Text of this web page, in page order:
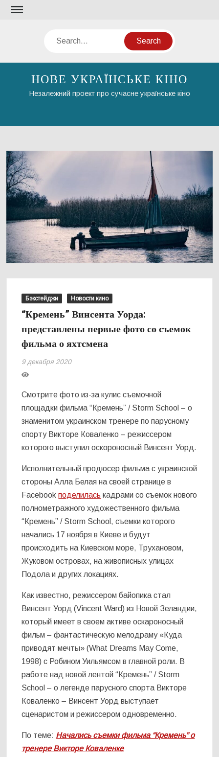
Skip
Search
НОВЕ УКРАЇНСЬКЕ КІНО
Незалежний проект про сучасне українське кіно
Бэкстейджи Новости кино
“Кремень” Винсента Уорда:
представлены первые фото со съемок
фильма о яхтсмена
9 декабря 2020
Смотрите фото из-за кулис съемочной
площадки фильма “Кремень” / Storm School – о
знаменитом украинском тренере по парусному
спорту Викторе Коваленко – режиссером
которого выступил оскороносный Винсент Уорд.
Исполнительный продюсер фильма с украинской
стороны Алла Белая на своей странице в
Facebookподелилась кадрами со съемок нового
полнометражного художественного фильма
“Кремень” / Storm School, съемки которого
начались 17 ноября в Киеве и будут
происходить на Киевском море, Трухановом,
Жуковом островах, на живописных улицах
Подола и других локациях.
Как известно, режиссером байопика стал
Винсент Уорд (Vincent Ward) из Новой Зеландии,
который имеет в своем активе оскароносный
фильм – фантастическую мелодраму «Куда
приводят мечты» (What Dreams May Come,
1998) с Робином Уильямсом в главной роли. В
работе над новой лентой “Кремень” / Storm
School – о легенде парусного спорта Викторе
Коваленко – Винсент Уорд выступает
сценаристом и режиссером одновременно.
По теме: Начались съемки фильма “Кремень” о
тренере Викторе Коваленке